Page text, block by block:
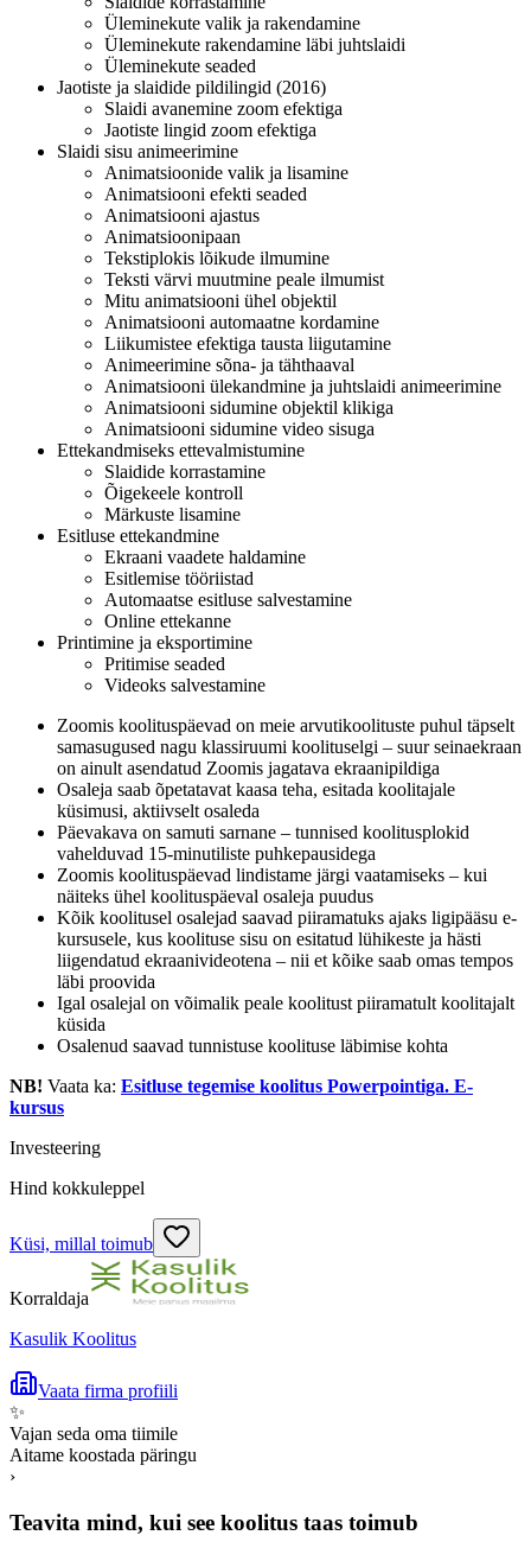
Üleminekute valik ja rakendamine
Üleminekute rakendamine läbi juhtslaidi
Üleminekute seaded
Jaotiste ja slaidide pildilingid (2016)
Slaidi avanemine zoom efektiga
Jaotiste lingid zoom efektiga
Slaidi sisu animeerimine
Animatsioonide valik ja lisamine
Animatsiooni efekti seaded
Animatsiooni ajastus
Animatsioonipaan
Tekstiplokis lõikude ilmumine
Teksti värvi muutmine peale ilmumist
Mitu animatsiooni ühel objektil
Animatsiooni automaatne kordamine
Liikumistee efektiga tausta liigutamine
Animeerimine sõna- ja tähthaaval
Animatsiooni ülekandmine ja juhtslaidi animeerimine
Animatsiooni sidumine objektil klikiga
Animatsiooni sidumine video sisuga
Ettekandmiseks ettevalmistumine
Slaidide korrastamine
Õigekeele kontroll
Märkuste lisamine
Esitluse ettekandmine
Ekraani vaadete haldamine
Esitlemise tööriistad
Automaatse esitluse salvestamine
Online ettekanne
Printimine ja eksportimine
Pritimise seaded
Videoks salvestamine
Zoomis koolituspäevad on meie arvutikoolituste puhul täpselt
samasugused nagu klassiruumi koolituselgi – suur seinaekraan
on ainult asendatud Zoomis jagatava ekraanipildiga
Osaleja saab õpetatavat kaasa teha, esitada koolitajale
küsimusi, aktiivselt osaleda
Päevakava on samuti sarnane – tunnised koolitusplokid
vahelduvad 15-minutiliste puhkepausidega
Zoomis koolituspäevad lindistame järgi vaatamiseks – kui
näiteks ühel koolituspäeval osaleja puudus
Kõik koolitusel osalejad saavad piiramatuks ajaks ligipääsu e-
kursusele, kus koolituse sisu on esitatud lühikeste ja hästi
liigendatud ekraanivideotena – nii et kõike saab omas tempos
läbi proovida
Igal osalejal on võimalik peale koolitust piiramatult koolitajalt
küsida
Osalenud saavad tunnistuse koolituse läbimise kohta
NB! Vaata ka: Esitluse tegemise koolitus Powerpointiga. E-
kursus
Investeering
Hind kokkuleppel
Küsi, millal toimub
Korraldaja
Kasulik Koolitus
Vaata firma profiili
✨
Vajan seda oma tiimile
Aitame koostada päringu
›
Teavita mind, kui see koolitus taas toimub